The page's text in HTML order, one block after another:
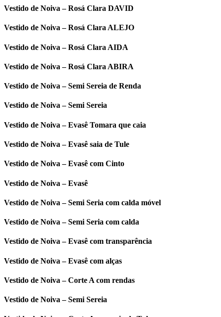
Vestido de Noiva – Rosá Clara DAVID
Vestido de Noiva – Rosá Clara ALEJO
Vestido de Noiva – Rosá Clara AIDA
Vestido de Noiva – Rosá Clara ABIRA
Vestido de Noiva – Semi Sereia de Renda
Vestido de Noiva – Semi Sereia
Vestido de Noiva – Evasê Tomara que caia
Vestido de Noiva – Evasê saia de Tule
Vestido de Noiva – Evasê com Cinto
Vestido de Noiva – Evasê
Vestido de Noiva – Semi Seria com calda móvel
Vestido de Noiva – Semi Seria com calda
Vestido de Noiva – Evasê com transparência
Vestido de Noiva – Evasê com alças
Vestido de Noiva – Corte A com rendas
Vestido de Noiva – Semi Sereia